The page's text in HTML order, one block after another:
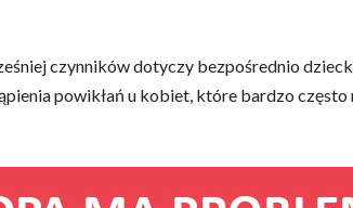
czynników dotyczy bezpośrednio
powikłań u kobiet, które bardzo